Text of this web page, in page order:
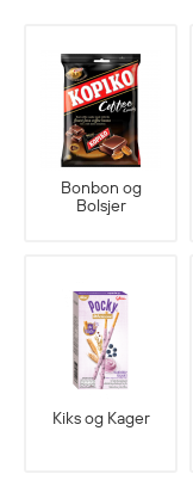
Bonbon og
Bolsjer
Kiks og Kager